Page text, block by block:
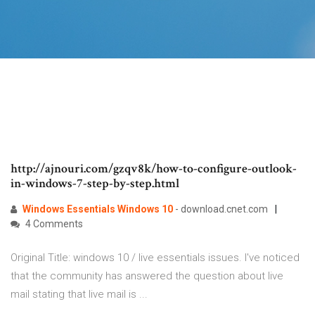
http://ajnouri.com/gzqv8k/how-to-configure-outlook-
in-windows-7-step-by-step.html
Windows Essentials Windows 10 - download.cnet.com
4 Comments
Original Title: windows 10 / live essentials issues. I've noticed
that the community has answered the question about live
mail stating that live mail is ...